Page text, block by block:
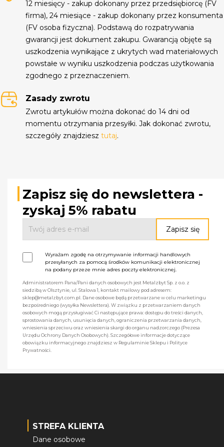
12 miesięcy - zakup dokonany przez przedsiębiorcę (FV
firma), 24 miesiące - zakup dokonany przez konsumenta
(FV osoba fizyczna). Podstawą do rozpatrywania
gwarancji jest dokument zakupu. Gwarancją objęte są
uszkodzenia wynikające z ukrytych wad materiałowych
powstałe w wyniku uszkodzenia podczas użytkowania
zgodnego z przeznaczeniem.
Zasady zwrotu
Zwrotu artykułów można dokonać do 14 dni od
momentu otrzymania przesyłki. Jak dokonać zwrotu,
szczegóły znajdziesztutaj.
Zapisz się do newslettera -
zyskaj 5% rabatu
Wyrażam zgodę na otrzymywanie informacji handlowych
przesyłanych za pomocą środków komunikacji elektronicznej
na podany przeze mnie adres poczty elektronicznej.
Administratorem Pana/Pani danych osobowych jest Metalzbyt Sp. z o.o. z
siedzibą w Olsztynie, ul. Stalowa 1, kontakt mailowy pod adresem:
sklep@metalzbyt.com.pl. Dane osobowe będą przetwarzane w celu marketingu
bezpośredniego (wysyłka Newslettera). W związku z przetwarzaniem danych
osobowych mogą przysługiwać Ci następujące prawa: dostępu do treści danych,
sprostowania danych, usunięcia danych, ograniczenia przetwarzania danych,
wniesienia sprzeciwu oraz wniesienia skargi do organu nadzorczego (Prezesa
Urzędu Ochrony Danych Osobowych). Szczegółowe informacje dotyczące
obowiązku informacyjnego znajdziesz w Regulaminie Sklepu i Polityce
Prywatności.
STREFA KLIENTA
Dane osobowe